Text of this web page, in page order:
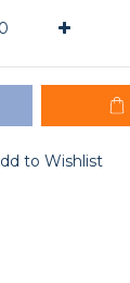
to Wishlist